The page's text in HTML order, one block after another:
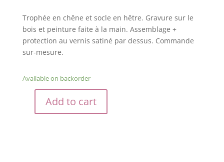
Trophée en chêne et socle en hêtre. Gravure sur le
bois et peinture faite à la main. Assemblage +
protection au vernis satiné par dessus. Commande
sur-mesure.
Available on backorder
Trophée
o'tacos
Add to cart